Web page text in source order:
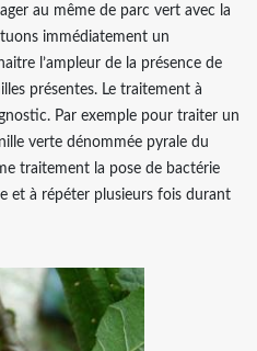
au même de parc vert avec la
immédiatement un
l’ampleur de la présence de
présentes. Le traitement à
Par exemple pour traiter un
verte dénommée pyrale du
traitement la pose de bactérie
et à répéter plusieurs fois durant